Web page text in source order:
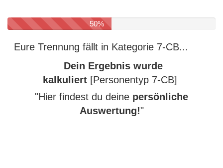
50%
Eure Trennung fällt in Kategorie 7-CB...
Dein Ergebnis wurde
kalkuliert [Personentyp 7-CB]
"Hier findest du deine persönliche
Auswertung!"